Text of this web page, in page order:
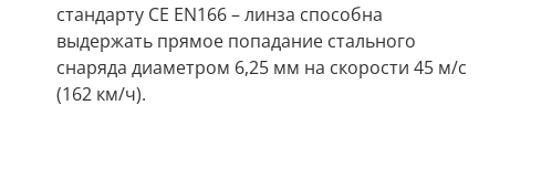
стандарту CE EN166 – линза способна
выдержать прямое попадание стального
снаряда диаметром 6,25 мм на скорости 45 м/с
(162 км/ч).